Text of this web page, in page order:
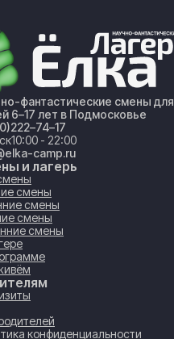
фантастические смены для
6–17 лет в Подмосковье
10:00 - 22:00
camp.ru
и лагерь
смены
смены
смены
смены
конфиденциальности